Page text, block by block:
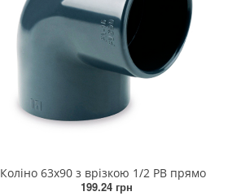
Коліно 63х90 з врізкою 1/2 РВ прямо
199.24 грн